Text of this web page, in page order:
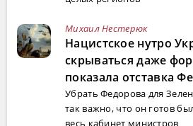
Михаил Нестерюк
Нацистское нутро
скрываться даже
показала отставка
Убрать Федорова для
так важно, что он готов
весь кабинет министров